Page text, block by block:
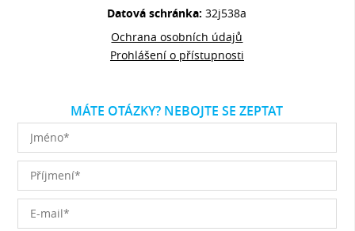
Datová schránka:32j538a
Ochrana osobních údajů
Prohlášení o přístupnosti
MÁTE OTÁZKY? NEBOJTE SE ZEPTAT